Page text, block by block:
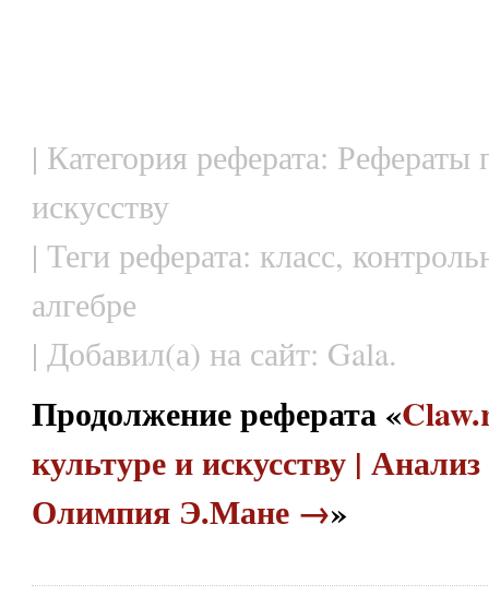
| Категория реферата: Рефераты
искусству
| Теги реферата: класс,
алгебре
| Добавил(а) на сайт: Gala.
Продолжение реферата «
культуре и искусству |
Олимпия Э.Мане →»